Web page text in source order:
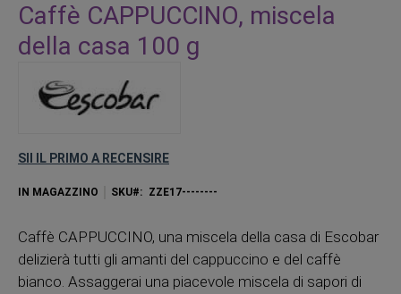
all'inizio
della
galleria
immagini
Caffè CAPPUCCINO, miscela
della casa 100 g
SII IL PRIMO A RECENSIRE
IN MAGAZZINO SKU ZZE17--------
Caffè CAPPUCCINO, una miscela della casa di Escobar
delizierà tutti gli amanti del cappuccino e del caffè
bianco. Assaggerai una piacevole miscela di sapori di